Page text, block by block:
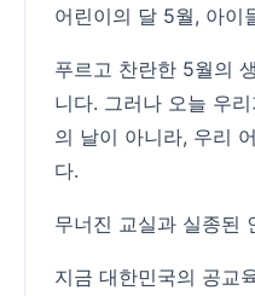
어린이의 달 5월, 아이
푸르고 찬란한 5월의
니다. 그러나 오늘 우
의 날이 아니라, 우리
다.
무너진 교실과 실종된
지금 대한민국의 공교